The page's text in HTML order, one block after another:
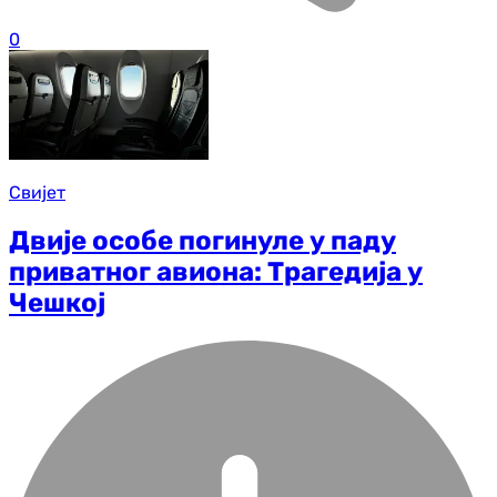
0
Свијет
Двије особе погинуле у паду
приватног авиона: Трагедија у
Чешкој